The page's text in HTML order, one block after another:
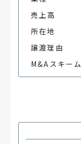
売上高
所在地
譲渡理由
M&Aスキーム